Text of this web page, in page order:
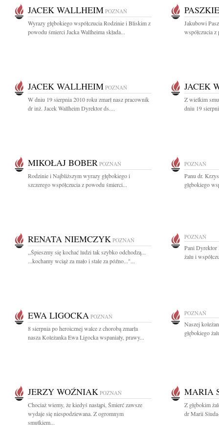
JACEK WALLHEIM POZNAŃ
Wyrazy głębokiego współczucia Rodzinie i Bliskim z
powodu śmierci Jacka Wallheima składa...
Jakubowi
współczucia
JACEK WALLHEIM POZNAŃ
W dniu 19 sierpnia 2010 roku zmarł nasz pracownik
dr inż. Jacek Wallheim Dyrektor ds....
JACEK
Z wielkim
dniu 19
MIKOŁAJ BOBER POZNAŃ
Rodzinie i Najbliższym wyrazy głębokiego i
szczerego współczucia z powodu śmierci...
POZNAŃ
Panu dr.
głębokiego
RENATA NIEMCZYK POZNAŃ
,,Śpieszmy się kochać ludzi tak szybko odchodzą...
...kochamy wciąż za mało i stale za późno..."...
POZNAŃ
Pani Dyrektor
żalu i
EWA LIGOCKA POZNAŃ
8 sierpnia po heroicznej walce z chorobą zmarła
nasza Koleżanka Ewa Ligocka wspaniały, prawy...
POZNAŃ
Naszej
głębokiego
JERZY WOŹNIAK POZNAŃ
Chociaż wiemy, że kiedyś nastąpi, Śmierć zawsze
wydaje się niespodziewana. Z ogromnym
smutkiem...
MARIA
Z głębokim
dr Marii